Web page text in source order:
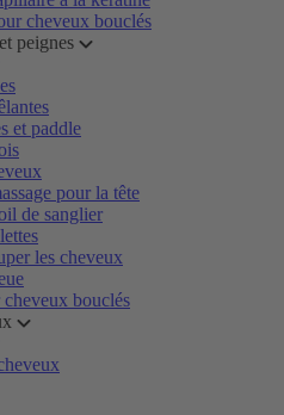
cheveux bouclés
peignes
et paddle
pour la tête
de sanglier
les cheveux
cheveux bouclés